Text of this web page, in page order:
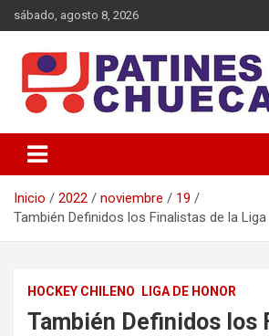
Saltar
al
sábado, agosto 8, 2026
Patines y Chuecas
Inicio 2022 noviembre
19
También Definidos los Finalistas de la
HOCKEY CHILENO LIGA DE HONOR
También Definidos los